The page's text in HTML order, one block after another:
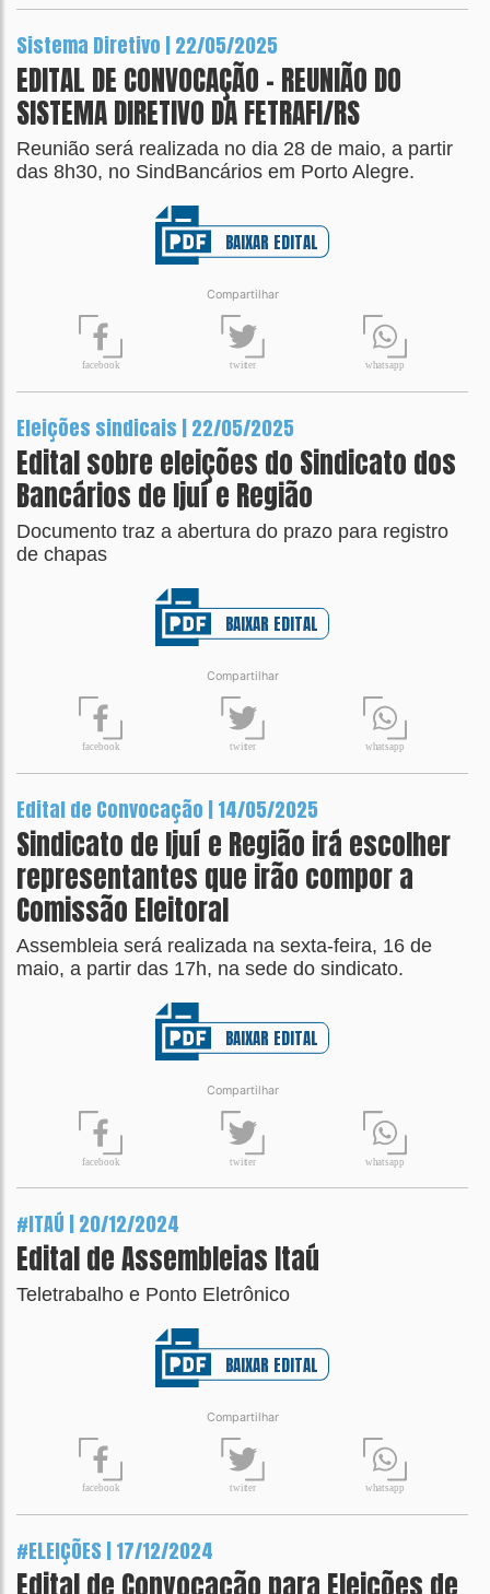
Sistema Diretivo | 22/05/2025
EDITAL DE CONVOCAÇÃO - REUNIÃO DO
SISTEMA DIRETIVO DA FETRAFI/RS
Reunião será realizada no dia 28 de maio, a partir
das 8h30, no SindBancários em Porto Alegre.
BAIXAR EDITAL
Compartilhar
facebook twitter whatsapp
Eleições sindicais | 22/05/2025
Edital sobre eleições do Sindicato dos
Bancários de Ijuí e Região
Documento traz a abertura do prazo para registro
de chapas
BAIXAR EDITAL
Compartilhar
facebook twitter whatsapp
Edital de Convocação | 14/05/2025
Sindicato de Ijuí e Região irá escolher
representantes que irão compor a
Comissão Eleitoral
Assembleia será realizada na sexta-feira, 16 de
maio, a partir das 17h, na sede do sindicato.
BAIXAR EDITAL
Compartilhar
facebook twitter whatsapp
#ITAÚ | 20/12/2024
Edital de Assembleias Itaú
Teletrabalho e Ponto Eletrônico
BAIXAR EDITAL
Compartilhar
facebook twitter whatsapp
#ELEIÇÕES | 17/12/2024
Edital de Convocação para Eleições de